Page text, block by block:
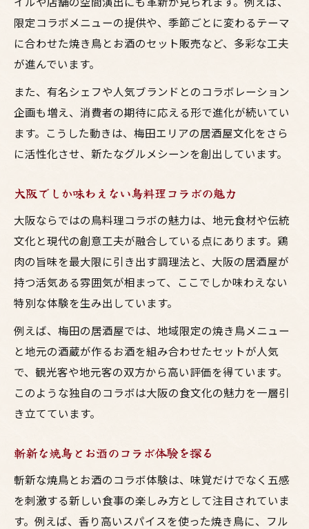
限定コラボメニューの提供や、季節ごとに変わるテーマ
に合わせた焼き鳥とお酒のセット販売など、多彩な工夫
が進んでいます。
また、有名シェフや人気ブランドとのコラボレーション
企画も増え、消費者の期待に応える形で進化が続いてい
ます。こうした動きは、梅田エリアの居酒屋文化をさら
に活性化させ、新たなグルメシーンを創出しています。
大阪でしか味わえない鳥料理コラボの魅力
大阪ならではの鳥料理コラボの魅力は、地元食材や伝統
文化と現代の創意工夫が融合している点にあります。鶏
肉の旨味を最大限に引き出す調理法と、大阪の居酒屋が
持つ活気ある雰囲気が相まって、ここでしか味わえない
特別な体験を生み出しています。
例えば、梅田の居酒屋では、地域限定の焼き鳥メニュー
と地元の酒蔵が作るお酒を組み合わせたセットが人気
で、観光客や地元客の双方から高い評価を得ています。
このような独自のコラボは大阪の食文化の魅力を一層引
き立てています。
斬新な焼鳥とお酒のコラボ体験を探る
斬新な焼鳥とお酒のコラボ体験は、味覚だけでなく五感
を刺激する新しい食事の楽しみ方として注目されていま
す。例えば、香り高いスパイスを使った焼き鳥に、フル